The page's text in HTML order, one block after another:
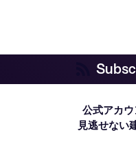
公式アカウ
見逃せない